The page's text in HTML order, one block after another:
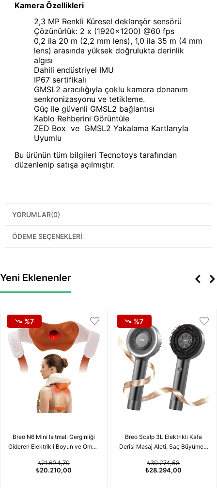
Kamera Özellikleri
2,3 MP Renkli Küresel deklanşör sensörü
Çözünürlük: 2 x (1920x1200) @60 fps
0,2 ila 20 m (2,2 mm lens), 1,0 ila 35 m (4 mm
lens) arasında yüksek doğrulukta derinlik
algısı
Dahili endüstriyel IMU
IP67 sertifikalı
GMSL2 aracılığıyla çoklu kamera donanım
senkronizasyonu ve tetikleme.
Güç ile güvenli GMSL2 bağlantısı
Kablo Rehberini Görüntüle
ZED Box ve GMSL2 Yakalama Kartlarıyla
Uyumlu
Bu ürünün tüm bilgileri Tecnotoys tarafından
düzenlenip satışa açılmıştır.
YORUMLAR(0)
ÖDEME SEÇENEKLERI
Yeni Eklenenler
Breo N6 Mini Isıtmalı Gerginliği
Gideren Elektrikli Boyun ve Omuz
₺20.210,00
₺21.624,70
%7
Breo Scalp 3L Elektrikli Kafa
Derisi Masaj Aleti, Saç Büyümesi
Özelliğiyle
₺28.294,00
₺30.274,58
%7